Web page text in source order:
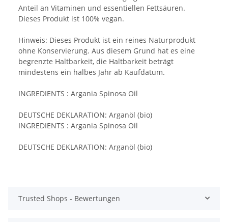
Anteil an Vitaminen und essentiellen Fettsäuren.
Dieses Produkt ist 100% vegan.
Hinweis: Dieses Produkt ist ein reines Naturprodukt
ohne Konservierung. Aus diesem Grund hat es eine
begrenzte Haltbarkeit, die Haltbarkeit beträgt
mindestens ein halbes Jahr ab Kaufdatum.
INGREDIENTS : Argania Spinosa Oil
DEUTSCHE DEKLARATION: Arganöl (bio)
INGREDIENTS : Argania Spinosa Oil
DEUTSCHE DEKLARATION: Arganöl (bio)
Trusted Shops - Bewertungen